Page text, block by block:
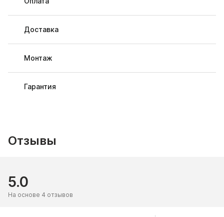
Доставка
Монтаж
Гарантия
Отзывы
5.0
На основе 4 отзывов